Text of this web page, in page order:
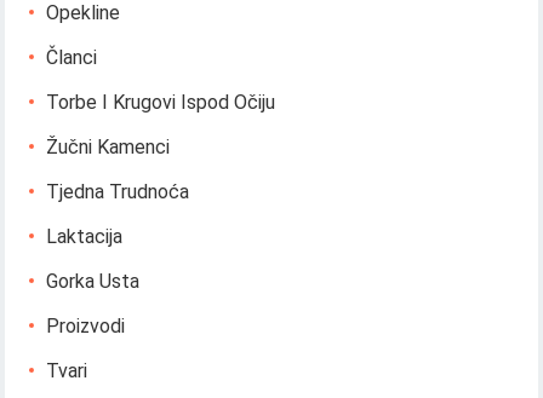
Opekline
Članci
Torbe I Krugovi Ispod Očiju
Žučni Kamenci
Tjedna Trudnoća
Laktacija
Gorka Usta
Proizvodi
Tvari